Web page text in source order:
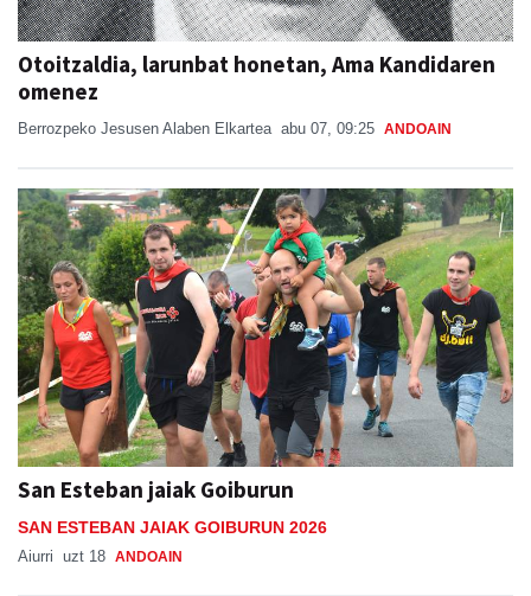
Otoitzaldia, larunbat honetan, Ama Kandidaren
omenez
Berrozpeko Jesusen Alaben Elkartea abu 07, 09:25 ANDOAIN
San Esteban jaiak Goiburun
SAN ESTEBAN JAIAK GOIBURUN 2026
Aiurri uzt 18 ANDOAIN